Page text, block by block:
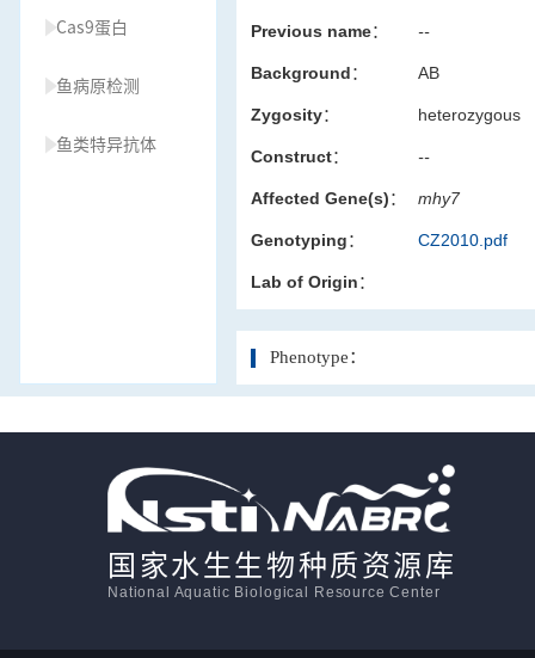
Cas9蛋白
鱼病原检测
鱼类特异抗体
Previous name： --
Background： AB
Zygosity： heterozygous
Construct： --
Affected Gene(s)： mhy7
Genotyping： CZ2010.pdf
Lab of Origin：
Phenotype：
国家水生生物种质资源库
National Aquatic Biological Resource Center